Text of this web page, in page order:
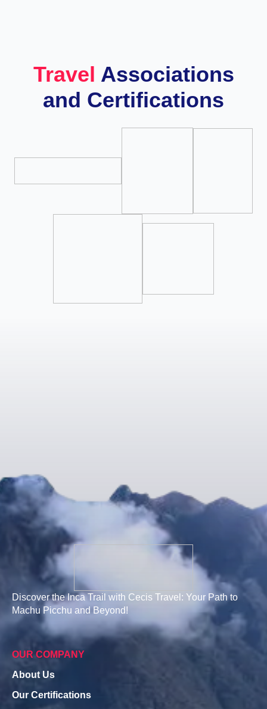
Travel Associations
and Certifications
Discover the Inca Trail with Cecis Travel: Your Path to
Machu Picchu and Beyond!
OUR COMPANY
About Us
Our Certifications